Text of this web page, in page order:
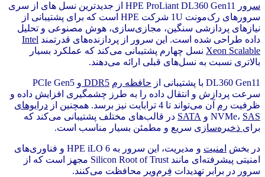
سرور
HPE ProLiant DL360 Gen11 از جدیدترین نسل های از سری
سرورهای رک‌مونت 1U شرکت HPE است که برای پشتیبانی از
نیازهای پردازشی سنگین، مجازی‌سازی، هوش مصنوعی و تحلیل
داده طراحی شده است. این سرور از پردازنده‌های قدرتمند Intel
Xeon Scalable نسل چهارم پشتیبانی می‌کند که عملکرد بسیار
بالاتری نسبت به نسل‌های قبلی ارائه می‌دهند.
DL360 Gen11 با پشتیبانی از حافظه رم DDR5
و PCIe Gen5
سرعت پردازش و انتقال داده را به طرز چشمگیری افزایش داده و
ظرفیت رم آن می‌تواند تا 4 ترابایت نیز برسد. همچنین از
درایوهای
NVMe، SAS و SATA در قالب‌های مختلف پشتیبانی می‌کند که
برای ذخیره‌سازی سریع و مطمئن بسیار مناسب است.
در بخش امنیت
و مدیریت، این سرور به HPE iLO 6 و فناوری‌های
امنیتی پیشرفته‌ای مانند Silicon Root of Trust مجهز است که از
سرور در برابر تهدیدات فِرم‌ویر محافظت می‌کنند.